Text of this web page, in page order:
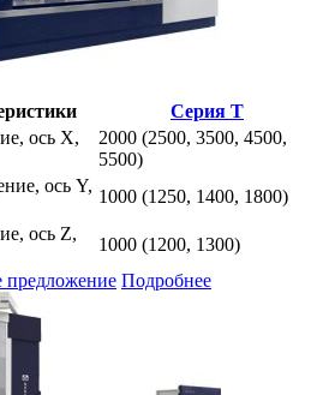
Серия Т
ось Х,
2000 (2500, 3500, 4500,
5500)
ось Y,
1000 (1250, 1400, 1800)
ось Z,
1000 (1200, 1300)
предложение Подробнее